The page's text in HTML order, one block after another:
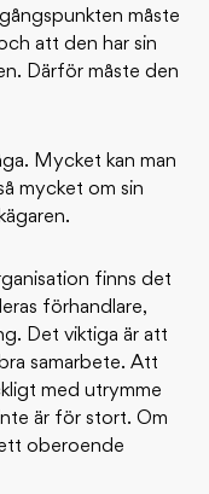
måste
att den har sin
Därför måste den
Mycket kan man
mycket om sin
finns det
förhandlare,
Det viktiga är att
samarbete. Att
med utrymme
är för stort. Om
oberoende